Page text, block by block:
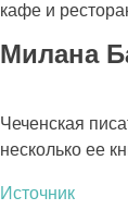
кафе и
Милана
Чеченская
несколько ее
Источник